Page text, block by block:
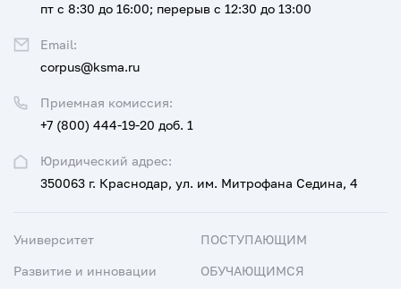
Юридический адрес:
350063 г. Краснодар, ул. им. Митрофана Седина, 4
Приемная комиссия:
+7 (800) 444-19-20 доб. 1
пт с 8:30 до 16:00; перерыв с 12:30 до 13:00
Email:
corpus@ksma.ru
Университет
Развитие и инновации
ПОСТУПАЮЩИМ
ОБУЧАЮЩИМСЯ